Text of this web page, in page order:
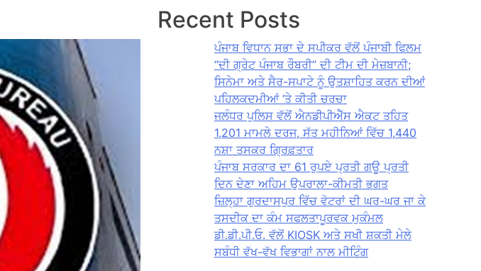
Recent Posts
ਪੰਜਾਬ ਵਿਧਾਨ ਸਭਾ ਦੇ ਸਪੀਕਰ ਵੱਲੋਂ ਪੰਜਾਬੀ ਫਿਲਮ
“ਦੀ ਗ੍ਰੇਟ ਪੰਜਾਬ ਰੌਬਰੀ” ਦੀ ਟੀਮ ਦੀ ਮੇਜ਼ਬਾਨੀ;
ਸਿਨੇਮਾ ਅਤੇ ਸੈਰ-ਸਪਾਟੇ ਨੂੰ ਉਤਸ਼ਾਹਿਤ ਕਰਨ ਦੀਆਂ
ਪਹਿਲਕਦਮੀਆਂ ‘ਤੇ ਕੀਤੀ ਚਰਚਾ
ਜਲੰਧਰ ਪੁਲਿਸ ਵੱਲੋਂ ਐਨਡੀਪੀਐੱਸ ਐਕਟ ਤਹਿਤ
1,201 ਮਾਮਲੇ ਦਰਜ, ਸੱਤ ਮਹੀਨਿਆਂ ਵਿੱਚ 1,440
ਨਸ਼ਾ ਤਸਕਰ ਗ੍ਰਿਫ਼ਤਾਰ
ਪੰਜਾਬ ਸਰਕਾਰ ਦਾ 61 ਰੁਪਏ ਪ੍ਰਤੀ ਗਊ ਪ੍ਰਤੀ
ਦਿਨ ਦੇਣਾ ਅਹਿਮ ਉਪਰਾਲਾ-ਕੀਮਤੀ ਭਗਤ
ਜ਼ਿਲ੍ਹਾ ਗੁਰਦਾਸਪੁਰ ਵਿੱਚ ਵੋਟਰਾਂ ਦੀ ਘਰ-ਘਰ ਜਾ ਕੇ
ਤਸਦੀਕ ਦਾ ਕੰਮ ਸਫਲਤਾਪੂਰਵਕ ਮੁਕੰਮਲ
ਡੀ.ਡੀ.ਪੀ.ਓ. ਵੱਲੋਂ KIOSK ਅਤੇ ਸਖੀ ਸ਼ਕਤੀ ਮੇਲੇ
ਸਬੰਧੀ ਵੱਖ-ਵੱਖ ਵਿਭਾਗਾਂ ਨਾਲ ਮੀਟਿੰਗ